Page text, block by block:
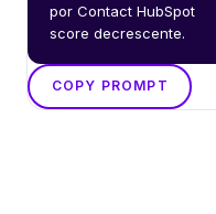
por Contact HubSpot
score decrescente.
COPY PROMPT